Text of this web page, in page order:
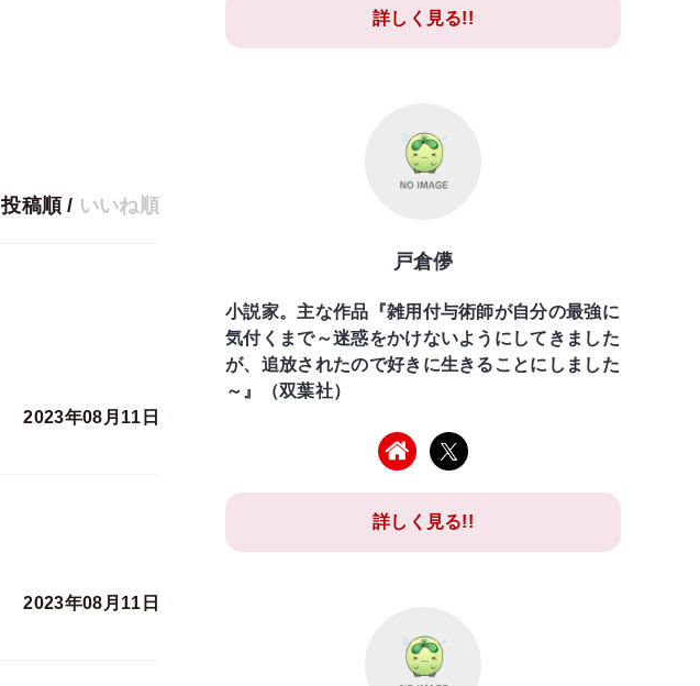
投稿順 / いいね順
2023年08月11日
2023年08月11日
詳しく見る!!
戸倉儚
小説家。主な作品『雑用付与術師が自分の最強に
気付くまで～迷惑をかけないようにしてきました
が、追放されたので好きに生きることにしました
～』（双葉社）
詳しく見る!!